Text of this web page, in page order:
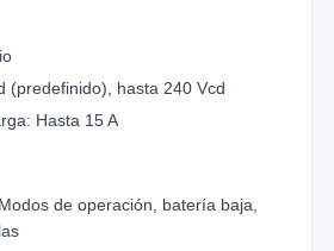
(predefinido), hasta 240 Vcd
Hasta 15 A
de operación, batería baja,